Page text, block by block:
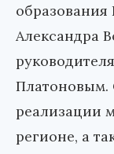
образования
Александра
Платоновым.
реализации
регионе, а